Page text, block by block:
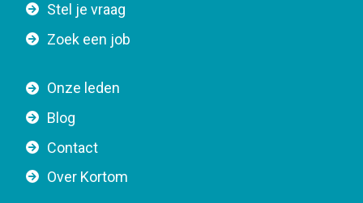
t
e
a
v
i
a
Stel je vraag
Zoek een job
Onze leden
Blog
Contact
Over Kortom
a
v
g
t
i
o